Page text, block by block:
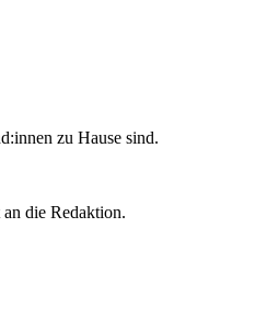
zu Hause sind.
die Redaktion.